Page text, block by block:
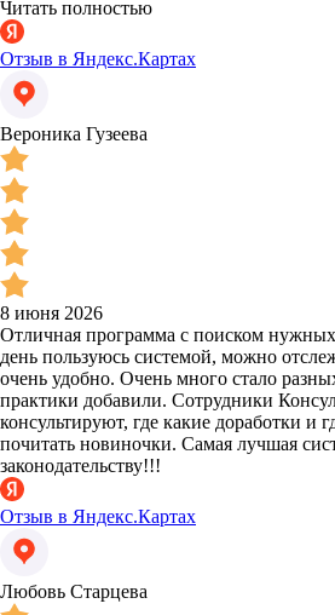
Читать полностью
Отзыв в Яндекс.Картах
Вероника Гузеева
8 июня 2026
Отличная программа с поиском
день пользуюсь системой, можно
очень удобно. Очень много стало
практики добавили. Сотрудники
консультируют, где какие доработки и
почитать новиночки. Самая лучшая
законодательству!!!
Отзыв в Яндекс.Картах
Любовь Старцева